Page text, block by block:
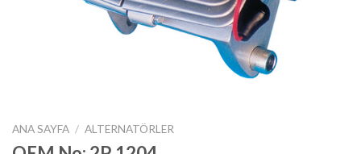
ANA SAYFA / ALTERNATÖRLER